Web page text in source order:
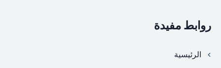
روابط مفيدة
الرئيسية